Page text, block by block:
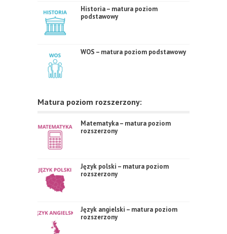
Historia – matura poziom
podstawowy
WOS – matura poziom podstawowy
Matura poziom rozszerzony:
Matematyka – matura poziom
rozszerzony
Język polski – matura poziom
rozszerzony
Język angielski – matura poziom
rozszerzony